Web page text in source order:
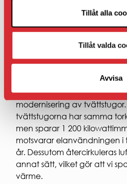
Tillåt alla
Tillåt valda
Avvisa
Satsning på
tvättstugor
En av många
modernisering av
tvättstugorna har samma
men sparar 1 200
motsvarar elanvändningen i
år. Dessutom återcirkuleras
annat sätt, vilket gör att vi
värme.